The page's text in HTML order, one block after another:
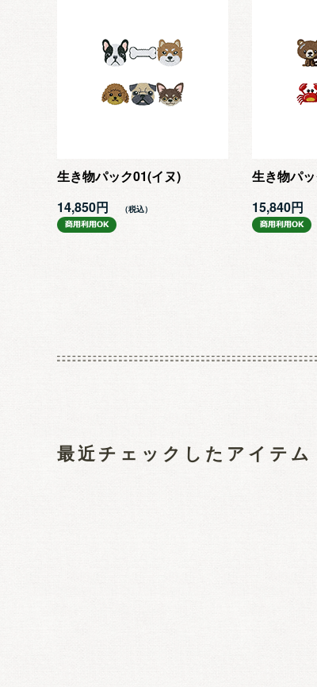
生き物パック01(イヌ)
14,850円
生き物パ
15,840円
最近チェックしたアイテム